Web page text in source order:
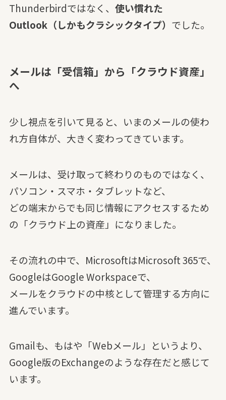
Thunderbirdではなく、 使い慣れた
Outlook（しかもクラシックタイプ） でした。
メールは「受信箱」から「クラウド資産」
へ
少し視点を引いて見ると、いまのメールの使わ
れ方自体が、大きく変わってきています。
メールは、受け取って終わりのものではなく、
パソコン・スマホ・タブレットなど、
どの端末からでも同じ情報にアクセスするため
の「クラウド上の資産」になりました。
その流れの中で、MicrosoftはMicrosoft 365で、
GoogleはGoogle Workspaceで、
メールをクラウドの中核として管理する方向に
進んでいます。
Gmailも、もはや「Webメール」というより、
Google版のExchangeのような存在だと感じて
います。